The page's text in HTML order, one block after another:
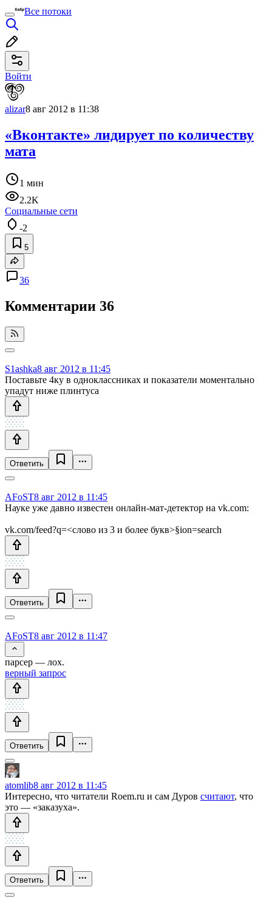
Все потоки
Войти
alizar8 авг 2012 в 11:38
«Вконтакте» лидирует по количеству
мата
1 мин
2.2K
Социальные сети
-2
5
36
Комментарии 36
S1ashka8 авг 2012 в 11:45
Поставьте 4ку в одноклассниках и показатели моментально
упадут ниже плинтуса
Ответить
AFoST8 авг 2012 в 11:45
Науке уже давно известен онлайн-мат-детектор на vk.com:
vk.com/feed?q=<слово из 3 и более букв>§ion=search
Ответить
AFoST8 авг 2012 в 11:47
парсер — лох.
верный запрос
Ответить
atomlib8 авг 2012 в 11:45
Интересно, что читатели Roem.ru и сам Дуров считают, что
это — «заказуха».
Ответить